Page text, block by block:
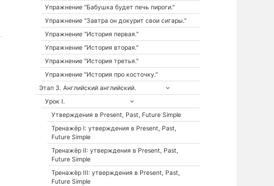
Упражнение "Бабушка будет печь пироги."
Упражнение "Завтра он докурит свои сигары."
Упражнение "История первая."
Упражнение "История вторая."
Упражнение "История третья."
Упражнение "История про косточку."
Этап 3. Английский английский.
Урок I.
Утверждения в Present, Past, Future Simple
Тренажёр I: утверждения в Present, Past,
Future Simple
Тренажёр II: утверждения в Present, Past,
Future Simple
Тренажёр III: утверждения в Present, Past,
Future Simple